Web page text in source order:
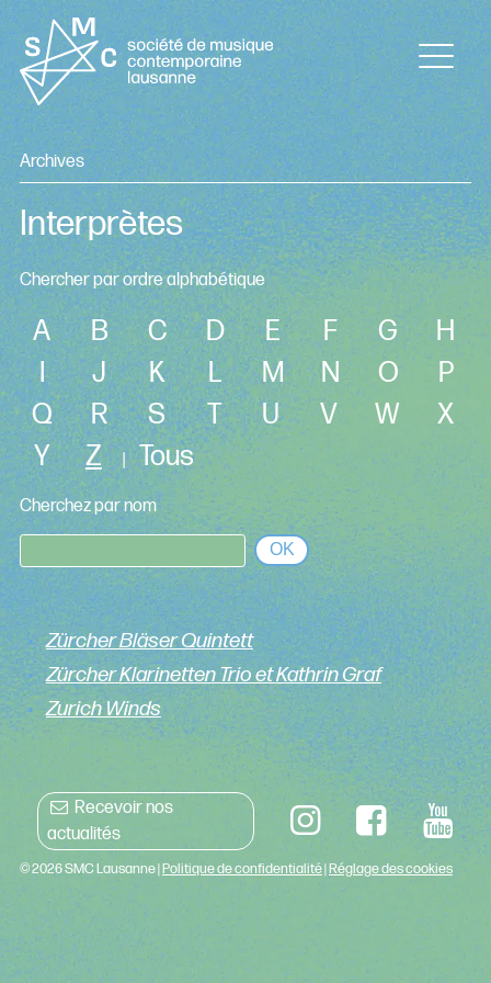
Archives
Interprètes
Chercher par ordre alphabétique
A B C D E F G
H
I
J K L M N O
P
Q
R S T U V W
X
Y
Z | Tous
Cherchez par nom
OK
Zürcher Bläser Quintett
Zürcher Klarinetten Trio et Kathrin Graf
Zurich Winds
Recevoir nos
actualités
© 2026 SMC Lausanne |Politique de confidentialité|Réglage des cookies